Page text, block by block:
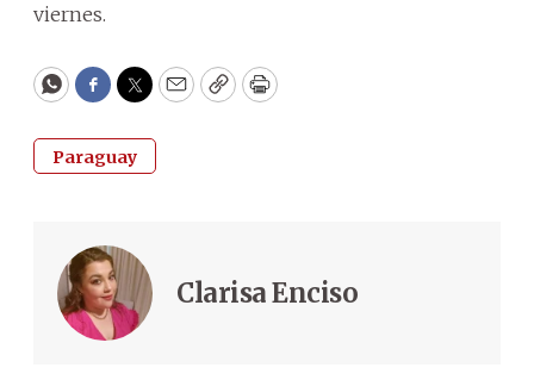
viernes.
WhatsApp
Facebook
Twitter
EmailCopyPrint
Paraguay
Clarisa Enciso